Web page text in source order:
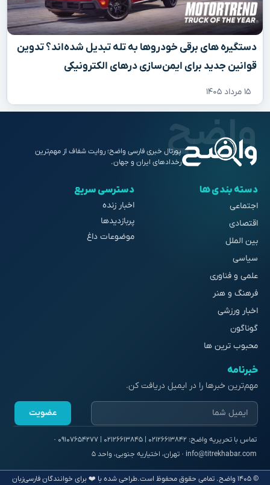
دستگیره‌ های برقی خودروها به تله تبدیل شده‌اند؟ تدوین
قوانین جدید برای ایمن‌سازی درهای الکترونیکی
۱۵ مرداد ۱۴۰۵
پورتال خبری فارسی واضح؛ روایت شفاف از مهم‌ترین
رخدادهای ایران و جهان.
دسته بندی ها
اجتماعی
اقتصادی
بین الملل
سیاسی
علمی و فناوری
فرهنگ و هنر
اخبار ورزشی
گوناگون
محبوب ترین ها
دسترسی سریع
اخبار زنده
پربازدیدها
موضوعات داغ
خبرنامه
مهم‌ترین خبرها را در ایمیل دریافت کن.
عضویت
© ۱۴۰۵ واضح. تمامی حقوق محفوظ است. طراحی شده با ❤️ برای خوانندگان فارسی‌زبان